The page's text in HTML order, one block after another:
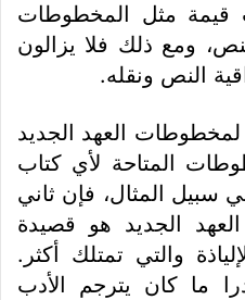
مثل المخطوطات
ومع ذلك فلا يزالون
النص ونقله.
لمخطوطات العهد الجديد
المتاحة لأي كتاب
سبيل المثال، فإن ثاني
الجديد هو قصيدة
والتي تمتلك أكثر.
نادرا ما كان يترجم الأدب